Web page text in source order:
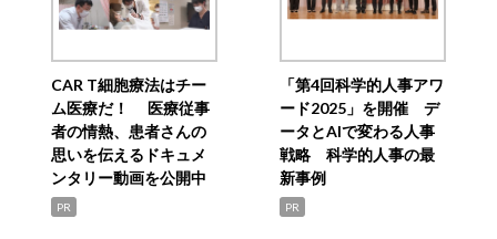
CAR T細胞療法はチー
ム医療だ！ 医療従事
者の情熱、患者さんの
思いを伝えるドキュメ
ンタリー動画を公開中
PR
「第4回科学的人事アワ
ード2025」を開催 デ
ータとAIで変わる人事
戦略 科学的人事の最
新事例
PR